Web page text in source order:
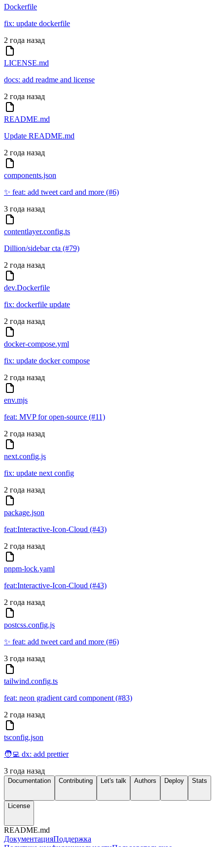
Dockerfile
fix: update dockerfile
2 года назад
LICENSE.md
docs: add readme and license
2 года назад
README.md
Update README.md
2 года назад
components.json
✨ feat: add tweet card and more (#6)
3 года назад
contentlayer.config.ts
Dillion/sidebar cta (#79)
2 года назад
dev.Dockerfile
fix: dockerfile update
2 года назад
docker-compose.yml
fix: update docker compose
2 года назад
env.mjs
feat: MVP for open-source (#11)
2 года назад
next.config.js
fix: update next config
2 года назад
package.json
feat:Interactive-Icon-Cloud (#43)
2 года назад
pnpm-lock.yaml
feat:Interactive-Icon-Cloud (#43)
2 года назад
postcss.config.js
✨ feat: add tweet card and more (#6)
3 года назад
tailwind.config.ts
feat: neon gradient card component (#83)
2 года назад
tsconfig.json
🧑‍💻 dx: add prettier
3 года назад
Documentation Contributing Let's talk Authors Deploy Stats
License
README.md
ДокументацияПоддержка